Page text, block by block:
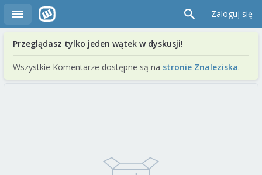
Zaloguj się
Przeglądasz tylko jeden wątek w dyskusji!
Wszystkie Komentarze dostępne są na stronie Znaleziska.